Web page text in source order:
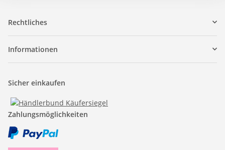
Rechtliches
Informationen
Sicher einkaufen
Zahlungsmöglichkeiten